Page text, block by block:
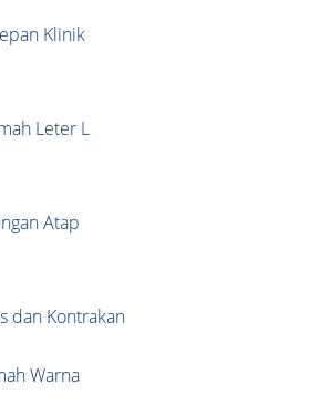
Klinik
Leter L
Atap
dan Kontrakan
Warna